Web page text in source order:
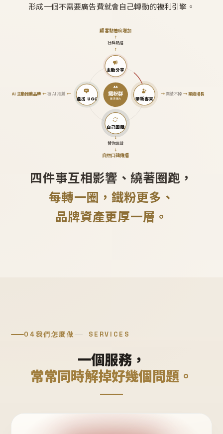
形成一個不需要廣告費就會自己轉動的複利引擎。
鐵粉群
越滾越大
主動分享
↑
社群熱絡
↑
顧客黏著度增加
帶新客來
→業績不掉 →業績增長
自己回購
↓
替你說話
↓
自然口碑傳播
產出 UGC
AI 主動推薦品牌←被 AI 推薦 ←
四件事互相影響、繞著圈跑，
每轉一圈，鐵粉更多、
品牌資產更厚一層。
04我們怎麼做 SERVICES
一個服務，
常常同時解掉好幾個問題。